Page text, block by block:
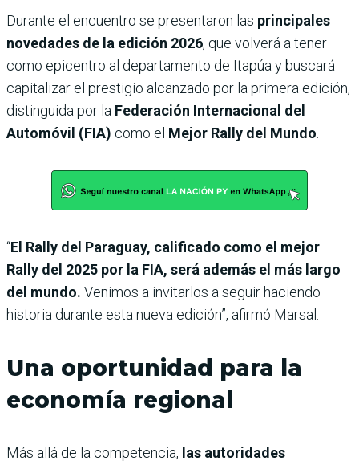
Durante el encuentro se presentaron las principales
novedades de la edición 2026, que volverá a tener
como epicentro al departamento de Itapúa y buscará
capitalizar el prestigio alcanzado por la primera edición,
distinguida por la Federación Internacional del
Automóvil (FIA) como el Mejor Rally del Mundo
“El Rally del Paraguay, calificado como el mejor
Rally del 2025 por la FIA, será además el más largo
del mundo. Venimos a invitarlos a seguir haciendo
historia durante esta nueva edición”, afirmó Marsal.
Una oportunidad para la
economía regional
Más allá de la competencia, las autoridades